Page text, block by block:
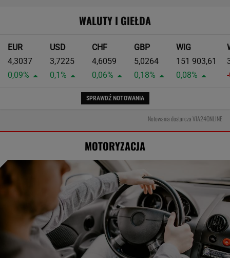
WALUTY I GIEŁDA
EUR
4,3037
0,09%
USD
3,7225
0,1%
CHF
4,6059
0,06%
GBP
5,0264
0,18%
WIG
151 903,61
0,08%
SPRAWDŹ NOTOWANIA
Notowania dostarcza VIA24ONLINE
MOTORYZACJA